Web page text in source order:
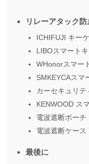
リレーアタック
ICHIFUJI キー
LIBOスマート
WHonorスマー
SMKEYCAスマ
カーセキュリテ
KENWOOD ス
電波遮断ポーチ
電波遮断ケース
最後に